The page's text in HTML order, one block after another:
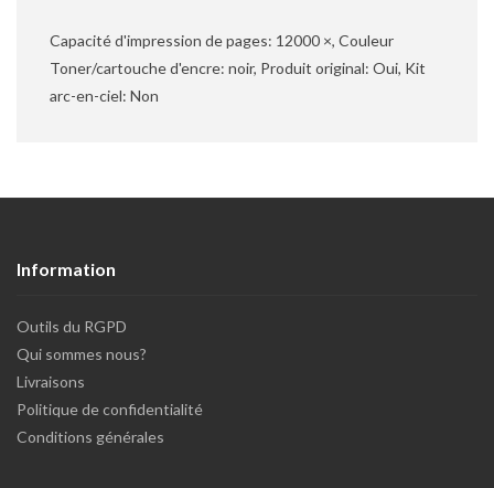
Capacité d'impression de pages: 12000 ×, Couleur
Toner/cartouche d'encre: noir, Produit original: Oui, Kit
arc-en-ciel: Non
Information
Outils du RGPD
Qui sommes nous?
Livraisons
Politique de confidentialité
Conditions générales